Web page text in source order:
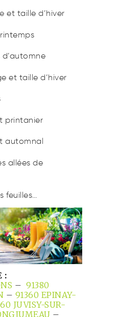
et taille d’hiver
d’automne
et taille d’hiver
printanier
automnal
allées de
feuilles…
:
– 91380
– 91360 EPINAY-
JUVISY-SUR-
–